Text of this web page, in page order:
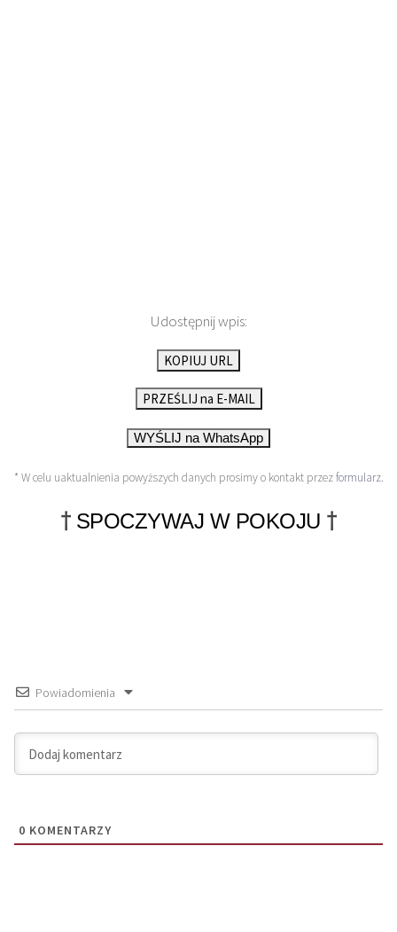
Udostępnij wpis:
KOPIUJ URL
PRZEŚLIJ na E-MAIL
WYŚLIJ na WhatsApp
* W celu uaktualnienia powyższych danych prosimy o kontakt przezformularz.
† SPOCZYWAJ W POKOJU †
Powiadomienia
0 KOMENTARZY